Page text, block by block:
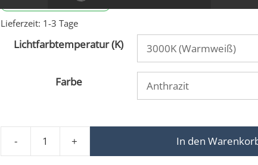
Lieferzeit: 1-3 Tage
Lichtfarbtemperatur (K)
Farbe
-
Smart Home 24V LED-Aufbauleuchte | 6W & 90 CRI |
+ In den